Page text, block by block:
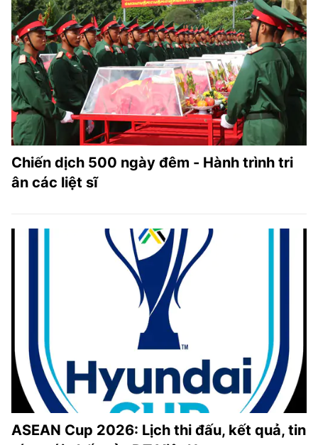
Chiến dịch 500 ngày đêm - Hành trình tri
ân các liệt sĩ
ASEAN Cup 2026: Lịch thi đấu, kết quả, tin